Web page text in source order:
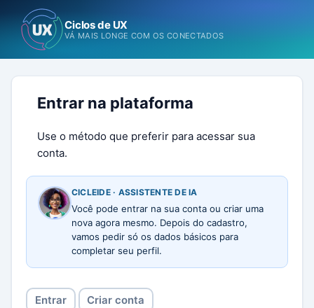
Ciclos de UX
VÁ MAIS LONGE COM OS CONECTADOS
Entrar na plataforma
Use o método que preferir para acessar sua
conta.
CICLEIDE · ASSISTENTE DE IA
Você pode entrar na sua conta ou criar uma
nova agora mesmo. Depois do cadastro,
vamos pedir só os dados básicos para
completar seu perfil.
Entrar Criar conta